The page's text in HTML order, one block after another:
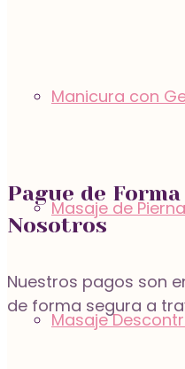
Manicura con
Masaje de
Masaje
Pague de
Nosotros
Nuestros pagos son
de forma segura a